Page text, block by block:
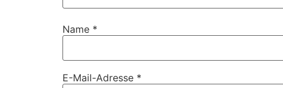
Name *
E-Mail-Adresse *